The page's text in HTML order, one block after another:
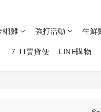
緗雞 強打活動 生鮮
7-11賣貨便 LINE購物